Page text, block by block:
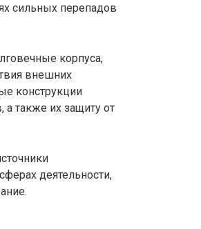
сильных перепадов
корпуса,
внешних
конструкции
а также их защиту от
деятельности,